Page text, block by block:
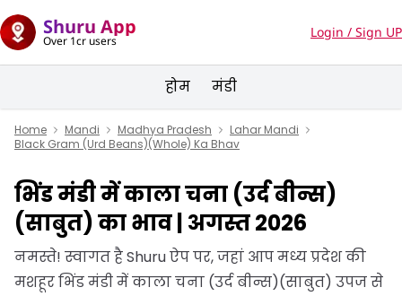
Shuru App
Over 1cr users
Login / Sign UP
होम मंडी
Home Mandi Madhya Pradesh
Lahar Mandi
Black Gram (Urd Beans)(Whole) Ka Bhav
भिंड मंडी में काला चना (उर्द बीन्स)
(साबुत) का भाव | अगस्त 2026
नमस्ते! स्वागत है Shuru ऐप पर, जहां आप मध्य प्रदेश की
मशहूर भिंड मंडी में काला चना (उर्द बीन्स)(साबुत) उपज से